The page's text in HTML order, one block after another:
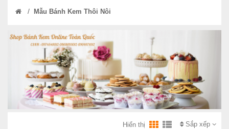
/ Mẫu Bánh Kem Thôi Nôi
Sắp xếp
Hiển thị